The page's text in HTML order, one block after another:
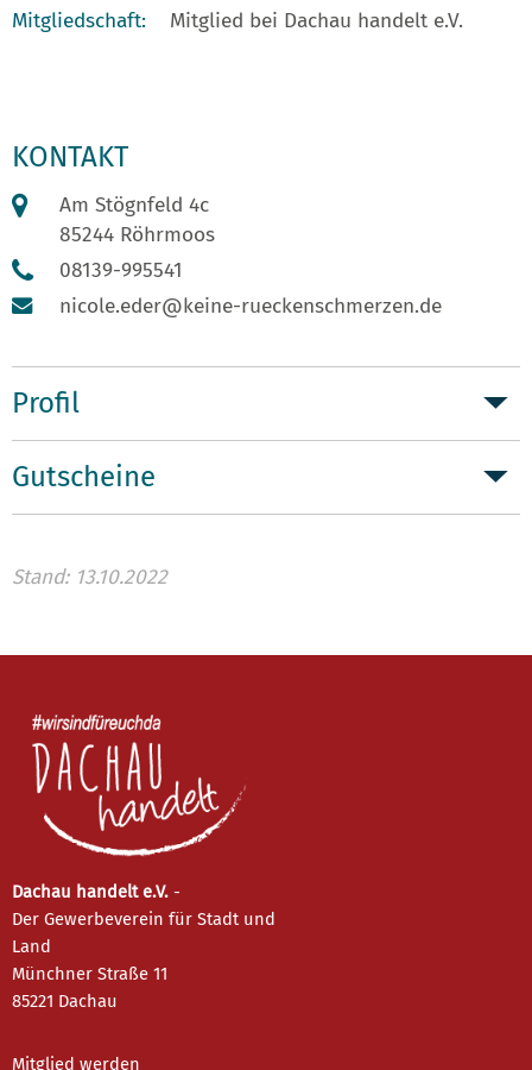
Mitgliedschaft:
Mitglied bei Dachau handelt e.V.
KONTAKT
Am Stögnfeld 4c
85244 Röhrmoos
08139-995541
nicole.eder@keine-rueckenschmerzen.de
Profil
Gutscheine
Stand: 13.10.2022
Dachau handelt e.V. -
Der Gewerbeverein für Stadt und
Land
Münchner Straße 11
85221 Dachau
Mitglied werden